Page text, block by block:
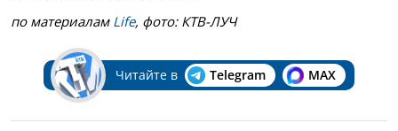
по материалам Life, фото: КТВ-ЛУЧ
Читайте в Telegram MAX